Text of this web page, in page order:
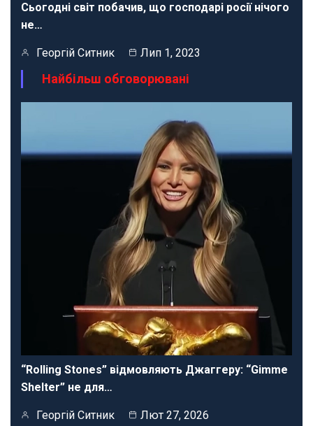
Сьогодні світ побачив, що господарі росії нічого
не…
Георгій Ситник Лип 1, 2023
Найбільш обговорювані
“Rolling Stones” відмовляють Джаггеру: “Gimme
Shelter” не для…
Георгій Ситник Лют 27, 2026